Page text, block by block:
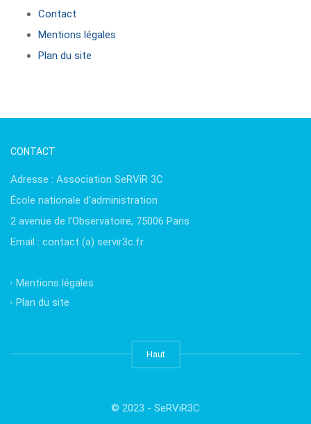
Contact
Mentions légales
Plan du site
CONTACT
Adresse : Association SeRViR 3C
École nationale d’administration
2 avenue de l’Observatoire, 75006 Paris
Email : contact (a) servir3c.fr
Mentions légales
Plan du site
Haut
© 2023 - SeRViR3C